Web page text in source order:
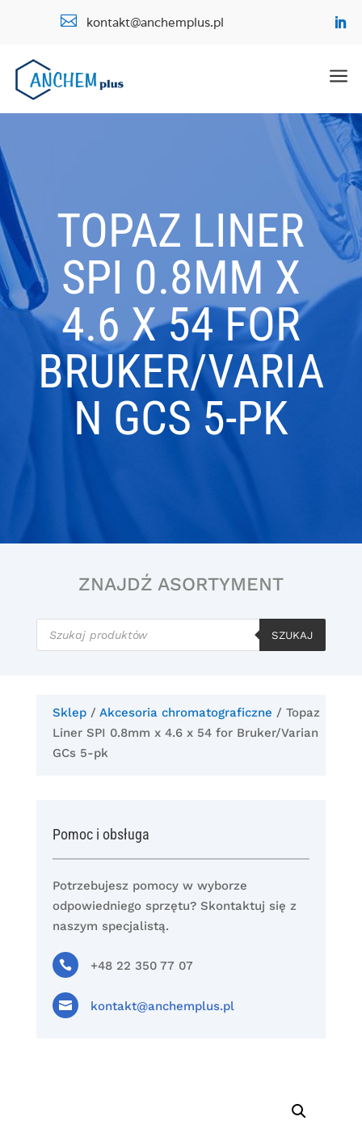
 kontakt@anchemplus.pl
a
TOPAZ LINER
SPI 0.8MM X
4.6 X 54 FOR
BRUKER/VARIA
N GCS 5-PK
ZNAJDŹ ASORTYMENT
Wyszukiwarka
produktów
SZUKAJ
Sklep/ Akcesoria chromatograficzne / Topaz
Liner SPI 0.8mm x 4.6 x 54 for Bruker/Varian
GCs 5-pk
Pomoc i obsługa
Potrzebujesz pomocy w wyborze
odpowiedniego sprzętu? Skontaktuj się z
naszym specjalistą.
 +48 22 350 77 07
 kontakt@anchemplus.pl